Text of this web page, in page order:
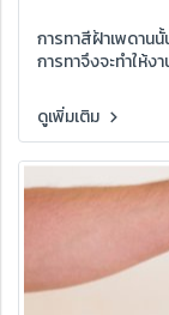
การทาสีฝ้าเพดาน
การทาจึงจะทำให้ง
ดูเพิ่มเติม